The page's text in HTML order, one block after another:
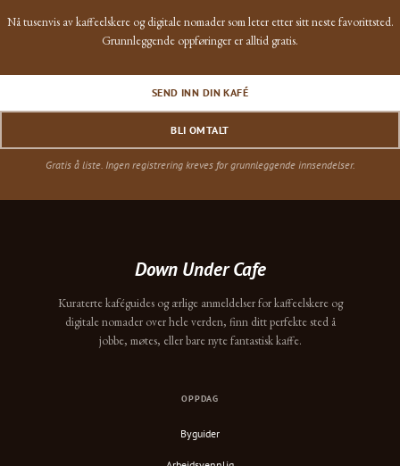
Nå tusenvis av kaffeelskere og digitale nomader som leter etter sitt neste favorittsted.
Grunnleggende oppføringer er alltid gratis.
SEND INN DIN KAFÉ
BLI OMTALT
Gratis å liste. Ingen registrering kreves for grunnleggende innsendelser.
Down Under Cafe
Kuraterte kaféguides og ærlige anmeldelser for kaffeelskere og
digitale nomader over hele verden, finn ditt perfekte sted å
jobbe, møtes, eller bare nyte fantastisk kaffe.
OPPDAG
Byguider